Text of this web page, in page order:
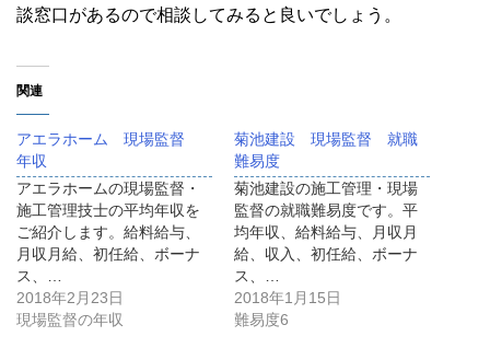
談窓口があるので相談してみると良いでしょう。
関連
アエラホーム 現場監督
年収
アエラホームの現場監督・
施工管理技士の平均年収を
ご紹介します。給料給与、
月収月給、初任給、ボーナ
ス、…
2018年2月23日
現場監督の年収
菊池建設 現場監督 就職
難易度
菊池建設の施工管理・現場
監督の就職難易度です。平
均年収、給料給与、月収月
給、収入、初任給、ボーナ
ス、…
2018年1月15日
難易度6